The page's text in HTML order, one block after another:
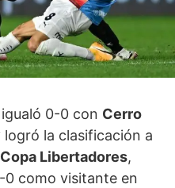
igualó 0-0 con Cerro
logró la clasificación a
Copa Libertadores,
0 como visitante en